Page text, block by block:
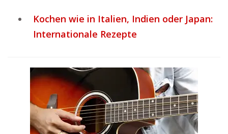
Kochen wie in Italien, Indien oder Japan:
Internationale Rezepte